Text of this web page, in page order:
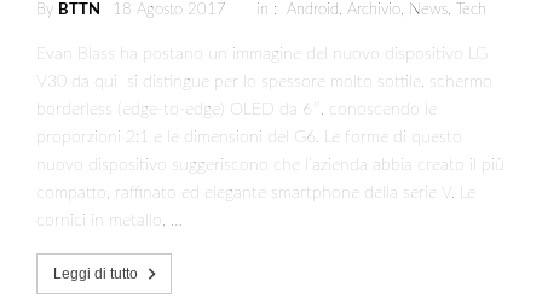
By BTTN 18 Agosto 2017 in : Android , Archivio, News, Tech
Evan Blass ha postano un immagine del nuovo dispositivo LG
V30 da qui si distingue per lo spessore molto sottile, schermo
borderless (edge-to-edge) OLED da 6″, conoscendo le
proporzioni 2:1 e le dimensioni del G6. Le forme di questo
nuovo dispositivo suggeriscono che l’azienda abbia creato il più
compatto, raffinato ed elegante smartphone della serie V. Le
cornici in metallo, …
Leggi di tutto